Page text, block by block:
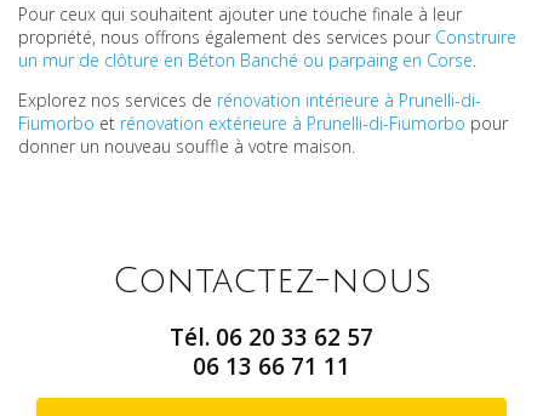
Pour ceux qui souhaitent ajouter une touche finale à leur
propriété, nous offrons également des services pour Construire
un mur de clôture en Béton Banché ou parpaing en Corse
Explorez nos services de rénovation intérieure à Prunelli-di-
Fiumorbo et rénovation extérieure à Prunelli-di-Fiumorbo pour
donner un nouveau souffle à votre maison.
Contactez-nous
Tél. 06 20 33 62 57
06 13 66 71 11